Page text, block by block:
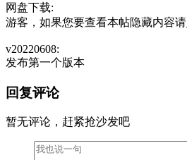
网盘下载:
游客，如果您要查看本帖隐藏内容请
v20220608:
发布第一个版本
回复评论
暂无评论，赶紧抢沙发吧